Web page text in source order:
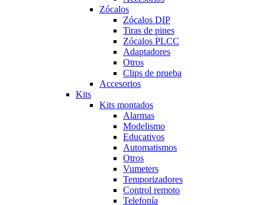
Zócalos
Zócalos DIP
Tiras de pines
Zócalos PLCC
Adaptadores
Otros
Clips de prueba
Accesorios
Kits
Kits montados
Alarmas
Modelismo
Educativos
Automatismos
Otros
Vumeters
Temporizadores
Control remoto
Telefonía